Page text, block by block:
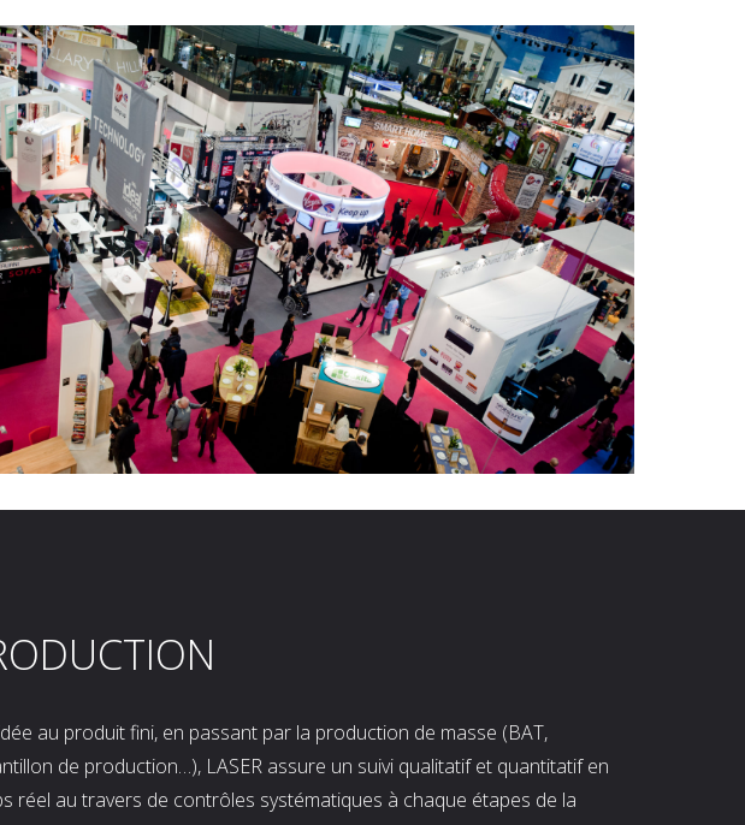
au produit fini, en passant par la production de masse (BAT,
de production…), LASER assure un suivi qualitatif et quantitatif en
réel au travers de contrôles systématiques à chaque étapes de la